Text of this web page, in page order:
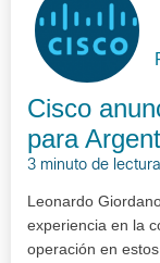
Cisco
para
3 minuto de lectura
Leonardo
experiencia en la
operación en